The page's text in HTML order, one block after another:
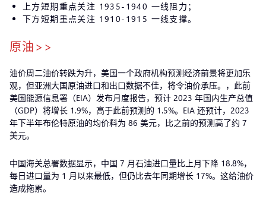
上方短期重点关注 1935-1940 一线阻力；
下方短期重点关注 1910-1915 一线支撑。
原油>>
油价周二油价转跌为升，美国一个政府机构预测经济前景将更加乐
观，但亚洲大国原油进口和出口数据不佳，将令油价承压。，此前
美国能源信息署（EIA）发布月度报告，预计 2023 年国内生产总值
（GDP）将增长 1.9%，高于此前预测的 1.5%。EIA 还预计，2023
年下半年布伦特原油的均价料为 86 美元，比之前的预测高了约 7
美元。
中国海关总署数据显示，中国 7 月石油进口量比上月下降 18.8%，
每日进口量为 1 月以来最低，但仍比去年同期增长 17%。这给油价
造成拖累。